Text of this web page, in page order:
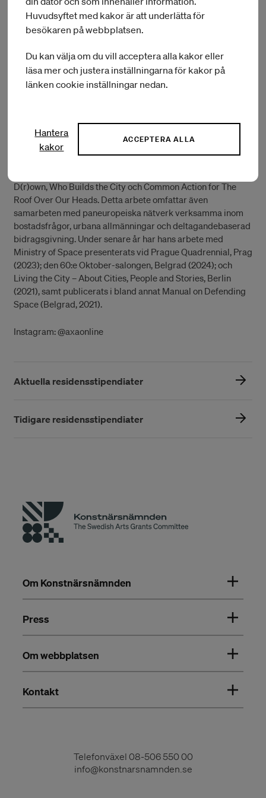
särskilda traditioner av urban självorganisering och
kooperativa modeller, erbjuder ett fruktbart sammanhang
sig nya insikter in i sitt fortsatta arbete.
Marko Aksentijević har en masterexamen i statsvetenskap
Affairs Program i New York (2005). Vid sidan av sitt arbete
med Ministry of Space Collective har han varit verksam i ett
brett spektrum av grupper – från grannskapsförsamlingar
D(r)own, Who Builds the City och Common Action for The
Roof Over Our Heads. Detta arbete omfattar även
samarbeten med paneuropeiska nätverk verksamma inom
bostadsfrågor, urbana allmänningar och deltagandebaserad
bidragsgivning. Under senare år har hans arbete med
Ministry of Space presenterats vid Prague Quadrennial, Prag
(2023); den 60:e Oktober-salongen, Belgrad (2024); och
Living the City – About Cities, People and Stories, Berlin
(2021), samt publicerats i bland annat Manual on Defending
Space (Belgrad, 2021).
Instagram: @axaonline
Aktuella residensstipendiater
Tidigare residensstipendiater
Om Konstnärsnämnden
Press
Om webbplatsen
Kontakt
Telefonväxel 08-506 550 00
info@konstnarsnamnden.se
Huvudsyftet med kakor är att underlätta för
besökaren på webbplatsen.
Du kan välja om du vill acceptera alla kakor eller
läsa mer och justera inställningarna för kakor på
länken cookie inställningar nedan.
Hantera
kakor
ACCEPTERA ALLA